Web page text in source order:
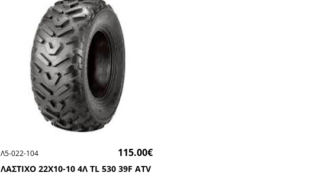
ΛΑΣΤΙΧΟ 22Χ10-10 4Λ TL 530 39F ATV
Λ5-022-104 115.00€